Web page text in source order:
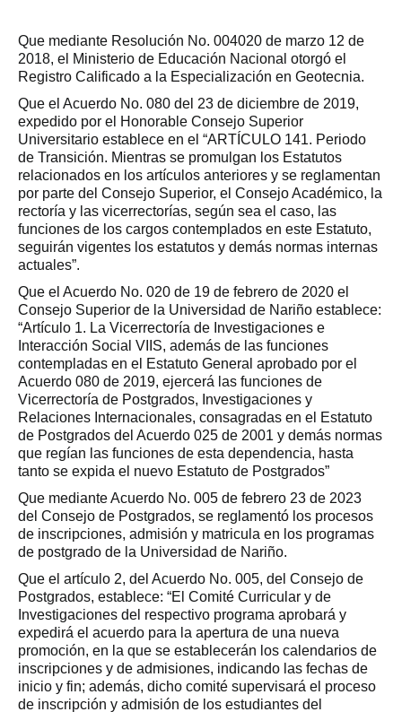
Que mediante Resolución No. 004020 de marzo 12 de
2018, el Ministerio de Educación Nacional otorgó el
Registro Calificado a la Especialización en Geotecnia.
Que el Acuerdo No. 080 del 23 de diciembre de 2019,
expedido por el Honorable Consejo Superior
Universitario establece en el “ARTÍCULO 141. Periodo
de Transición. Mientras se promulgan los Estatutos
relacionados en los artículos anteriores y se reglamentan
por parte del Consejo Superior, el Consejo Académico, la
rectoría y las vicerrectorías, según sea el caso, las
funciones de los cargos contemplados en este Estatuto,
seguirán vigentes los estatutos y demás normas internas
actuales”.
Que el Acuerdo No. 020 de 19 de febrero de 2020 el
Consejo Superior de la Universidad de Nariño establece:
“Artículo 1. La Vicerrectoría de Investigaciones e
Interacción Social VIIS, además de las funciones
contempladas en el Estatuto General aprobado por el
Acuerdo 080 de 2019, ejercerá las funciones de
Vicerrectoría de Postgrados, Investigaciones y
Relaciones Internacionales, consagradas en el Estatuto
de Postgrados del Acuerdo 025 de 2001 y demás normas
que regían las funciones de esta dependencia, hasta
tanto se expida el nuevo Estatuto de Postgrados”
Que mediante Acuerdo No. 005 de febrero 23 de 2023
del Consejo de Postgrados, se reglamentó los procesos
de inscripciones, admisión y matricula en los programas
de postgrado de la Universidad de Nariño.
Que el artículo 2, del Acuerdo No. 005, del Consejo de
Postgrados, establece: “El Comité Curricular y de
Investigaciones del respectivo programa aprobará y
expedirá el acuerdo para la apertura de una nueva
promoción, en la que se establecerán los calendarios de
inscripciones y de admisiones, indicando las fechas de
inicio y fin; además, dicho comité supervisará el proceso
de inscripción y admisión de los estudiantes del